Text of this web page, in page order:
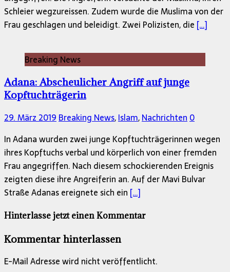
Schleier wegzureissen. Zudem wurde die Muslima von der
Frau geschlagen und beleidigt. Zwei Polizisten, die […]
Breaking News
Adana: Abscheulicher Angriff auf junge
Kopftuchträgerin
29. März 2019 Breaking News,Islam,Nachrichten 0
In Adana wurden zwei junge Kopftuchträgerinnen wegen
ihres Kopftuchs verbal und körperlich von einer fremden
Frau angegriffen. Nach diesem schockierenden Ereignis
zeigten diese ihre Angreiferin an. Auf der Mavi Bulvar
Straße Adanas ereignete sich ein […]
Hinterlasse jetzt einen Kommentar
Kommentar hinterlassen
E-Mail Adresse wird nicht veröffentlicht.